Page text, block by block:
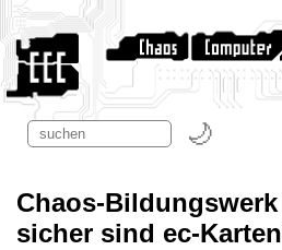
Chaos-
sicher sind ec-